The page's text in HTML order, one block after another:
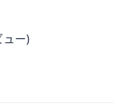
ュー)